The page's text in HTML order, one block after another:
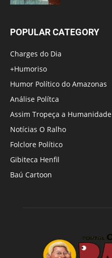
POPULAR CATEGORY
Charges do Dia
+Humoriso
Humor Político do Amazonas
Análise Polítca
Assim Tropeça a Humanidade
Notícias O Ralho
Folclore Político
Gibiteca Henfil
Baú Cartoon